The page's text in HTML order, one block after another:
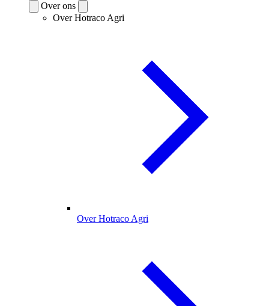
Over ons
Over Hotraco Agri
Over Hotraco Agri